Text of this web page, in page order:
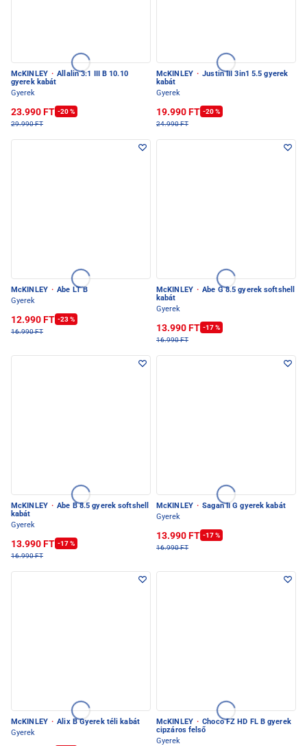
McKINLEY · Allalin 3:1 III B 10.10
gyerek kabát
Gyerek
23.990 FT -20 %
29.990 FT
McKINLEY · Justin III 3in1 5.5 gyerek
kabát
Gyerek
19.990 FT -20 %
24.990 FT
McKINLEY · Abe LT B
Gyerek
12.990 FT -23 %
16.990 FT
McKINLEY · Abe G 8.5 gyerek softshell
kabát
Gyerek
13.990 FT -17 %
16.990 FT
McKINLEY · Abe B 8.5 gyerek softshell
kabát
Gyerek
13.990 FT -17 %
16.990 FT
McKINLEY · Sagan II G gyerek kabát
Gyerek
13.990 FT -17 %
16.990 FT
McKINLEY · Alix B Gyerek téli kabát
Gyerek
McKINLEY · Choco FZ HD FL B gyerek
cipzáros felső
Gyerek